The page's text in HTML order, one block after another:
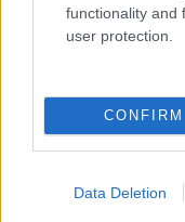
functionality and
user protection.
CONFIRM
Data Deletion
csökken az ára
2 MINUTES READ